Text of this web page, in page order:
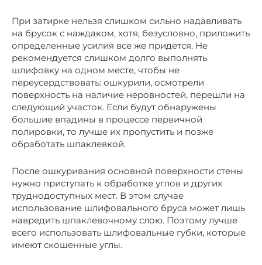
При затирке нельзя слишком сильно надавливать
на брусок с наждаком, хотя, безусловно, приложить
определенные усилия все же придется. Не
рекомендуется слишком долго выполнять
шлифовку на одном месте, чтобы не
переусердствовать: ошкурили, осмотрели
поверхность на наличие неровностей, перешли на
следующий участок. Если будут обнаружены
большие впадины в процессе первичной
полировки, то лучше их пропустить и позже
обработать шпаклевкой.
После ошкуривания основной поверхности стены
нужно приступать к обработке углов и других
труднодоступных мест. В этом случае
использование шлифовального бруса может лишь
навредить шпаклевочному слою. Поэтому лучше
всего использовать шлифовальные губки, которые
имеют скошенные углы.